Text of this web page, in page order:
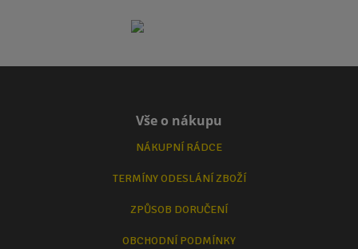
Vše o nákupu
NÁKUPNÍ RÁDCE
TERMÍNY ODESLÁNÍ ZBOŽÍ
ZPŮSOB DORUČENÍ
OBCHODNÍ PODMÍNKY